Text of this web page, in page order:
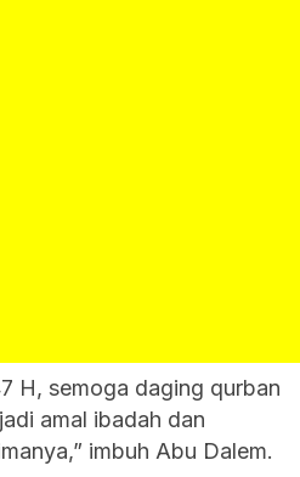
H, semoga daging qurban
amal ibadah dan
imbuh Abu Dalem.